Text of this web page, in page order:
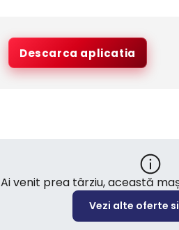
Descarca aplicatia
Ai venit prea târziu, această
Vezi alte oferte